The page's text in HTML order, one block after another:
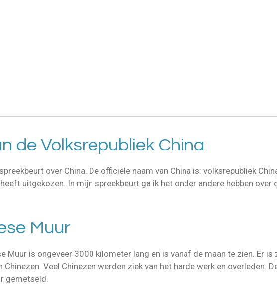
over China. De officiële naam van China is: volksrepubliek
uitgekozen. In mijn spreekbeurt ga ik het onder andere hebben over
Muur
Muur is ongeveer 3000 kilometer lang en is vanaf de maan te zien. Er
Veel Chinezen werden ziek van het harde werk en overleden.
gemetseld.